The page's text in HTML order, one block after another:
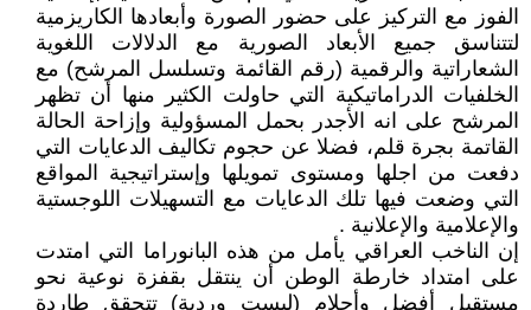
الفوز مع التركيز على حضور الصورة وأبعادها الكاريزمية
لتتناسق جميع الأبعاد الصورية مع الدلالات اللغوية
الشعاراتية والرقمية (رقم القائمة وتسلسل المرشح) مع
الخلفيات الدراماتيكية التي حاولت الكثير منها أن تظهر
المرشح على انه الأجدر بحمل المسؤولية وإزاحة الحالة
القاتمة بجرة قلم، فضلا عن حجوم تكاليف الدعايات التي
دفعت من اجلها ومستوى تمويلها وإستراتيجية المواقع
التي وضعت فيها تلك الدعايات مع التسهيلات اللوجستية
والإعلامية والإعلانية .
إن الناخب العراقي يأمل من هذه البانوراما التي امتدت
على امتداد خارطة الوطن أن ينتقل بقفزة نوعية نحو
مستقبل أفضل وأحلام (ليست وردية) تتحقق طاردة